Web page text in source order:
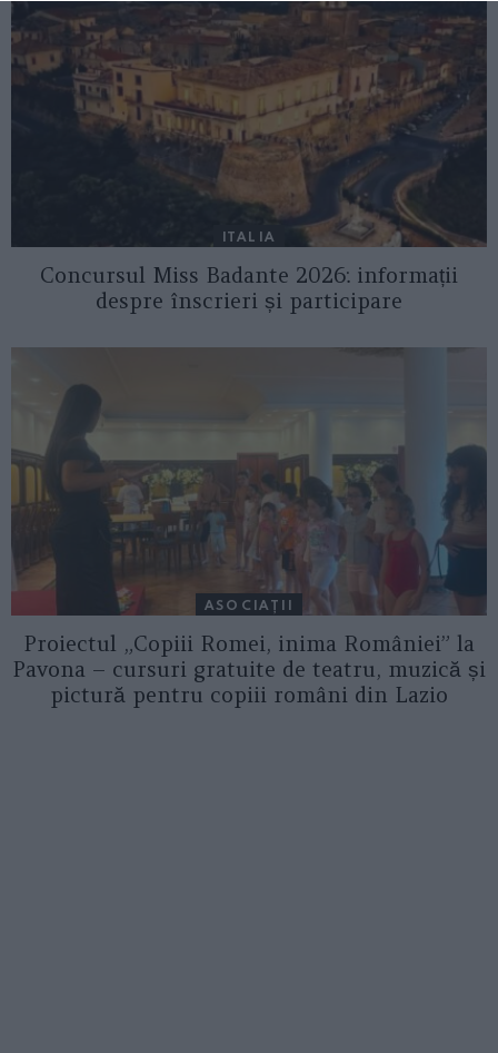
ITALIA
Concursul Miss Badante 2026: informații
despre înscrieri și participare
ASOCIAŢII
Proiectul „Copiii Romei, inima României” la
Pavona – cursuri gratuite de teatru, muzică și
pictură pentru copiii români din Lazio